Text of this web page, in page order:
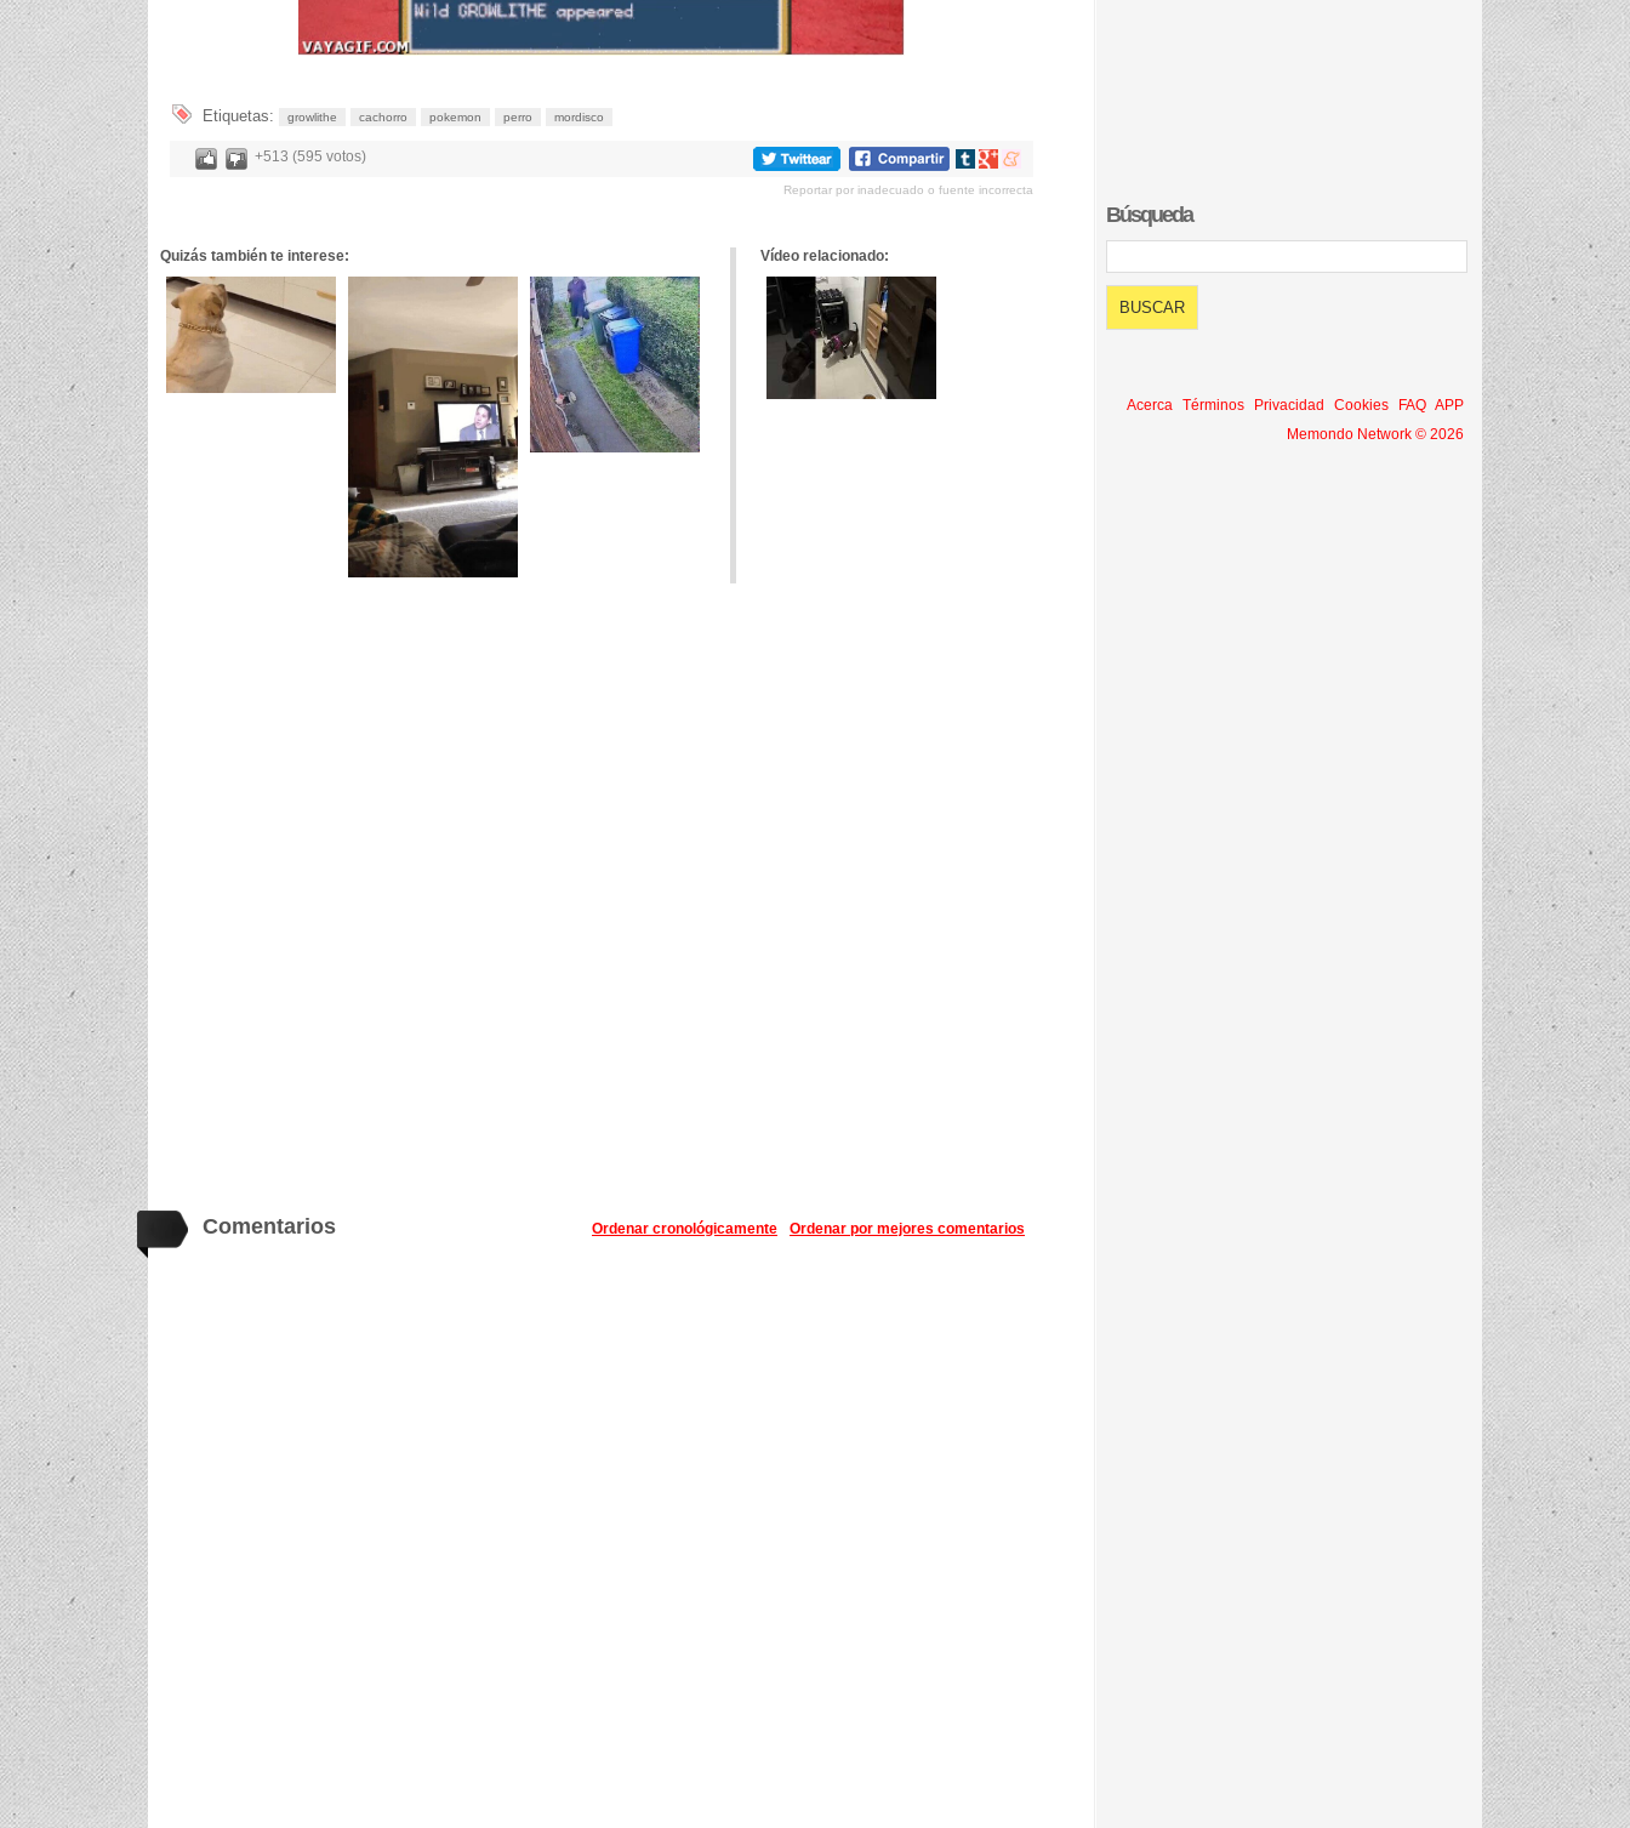
Etiquetas: growlithe cachorro pokemon perro mordisco
+513 (595 votos)
Compartir
tumblr
Compartir
Google+
Compartir
meneame
Reportar por inadecuado o fuente incorrecta
Quizás también te interese: Vídeo relacionado:
Comentarios Ordenar por mejores comentarios
Ordenar cronológicamente
Búsqueda
Acerca Términos Privacidad Cookies FAQ APP
Memondo Network © 2026